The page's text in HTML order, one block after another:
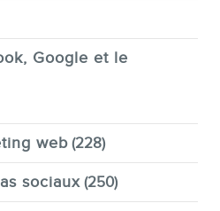
Google et le
web (228)
sociaux (250)